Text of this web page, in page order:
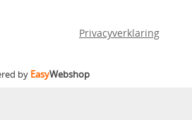
Privacyverklaring
by EasyWebshop